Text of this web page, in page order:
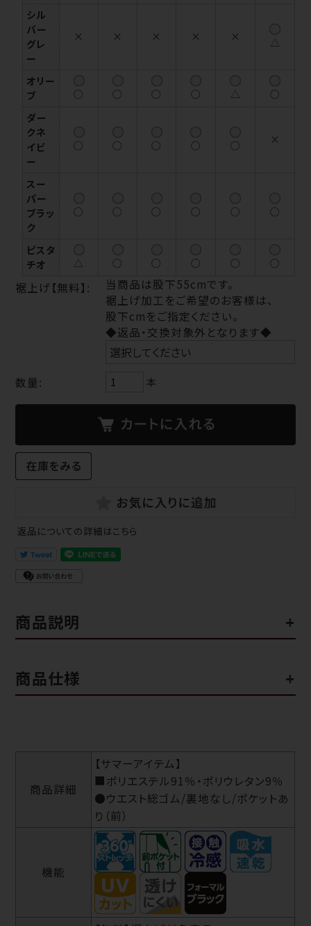
シル
バー
グレ
ー
× × × × × △
オリー
ブ
○ ○ ○ ○ △
○
ダー
クネ
イビ
ー
○ ○ ○ ○ ○ ×
スー
パー
ブラッ
ク
○ ○ ○ ○ ○ ○
ピスタ
チオ
△ ○ ○ ○ ○ ○
裾上げ【無料】:
当商品は股下55cmです。
裾上げ加工をご希望のお客様は、
股下cmをご指定ください。
◆返品・交換対象外となります◆
数量: 本
返品についての詳細はこちら
商品説明
商品仕様
商品詳細
【サマーアイテム】
■ポリエステル91％・ポリウレタン9％
●ウエスト総ゴム/裏地なし/ポケットあ
り（前）
機能